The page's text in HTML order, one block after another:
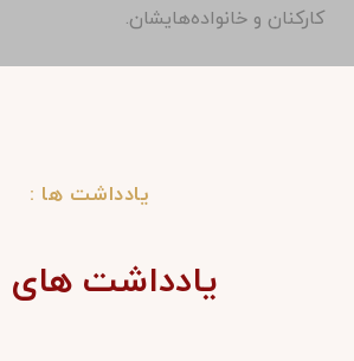
کارکنان و خانواده‌هایشان.
یادداشت ها :
یادداشت های